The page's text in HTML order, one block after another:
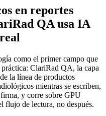
en reportes
QA usa IA
como el primer campo que
ClariRad QA, la capa
la línea de productos
mientras se escriben,
y corre sobre GPU
de lectura, no después.